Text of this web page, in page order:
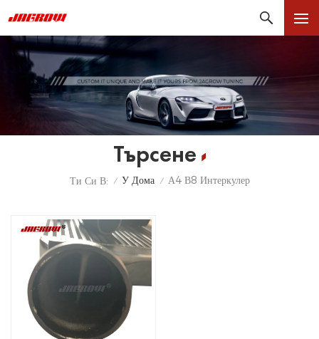
Търсене
Ти Си В: / У Дома / А4 В8 Интеркулер